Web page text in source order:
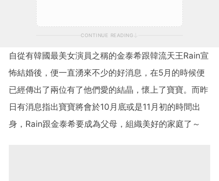
CONTINUE READING
自從有韓國最美女演員之稱的金泰希跟韓流天王Rain宣
怖結婚後，便一直湧來不少的好消息，在5月的時候便
已經傳出了兩位有了他們愛的結晶，懷上了寶寶。而昨
日有消息指出寶寶將會於10月底或是11月初的時間出
身，Rain跟金泰希要成為父母，組織美好的家庭了～